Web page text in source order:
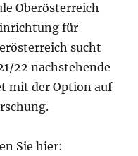
Oberösterreich
für
sucht
22 nachstehende
mit der Option auf
Sie hier: